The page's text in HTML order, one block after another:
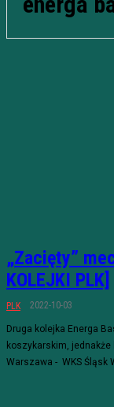
„Zacięty”
KOLEJKI PLK]
PLK 2022-10-03
Druga kolejka Energa
koszykarskim,
Warszawa - WKS Śląsk